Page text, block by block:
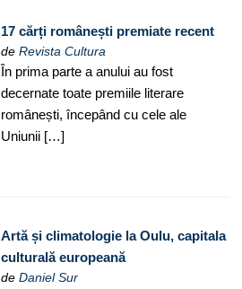
17 cărți românești premiate recent
deRevista Cultura
În prima parte a anului au fost
decernate toate premiile literare
românești, începând cu cele ale
Uniunii […]
Artă și climatologie la Oulu, capitala
culturală europeană
deDaniel Sur